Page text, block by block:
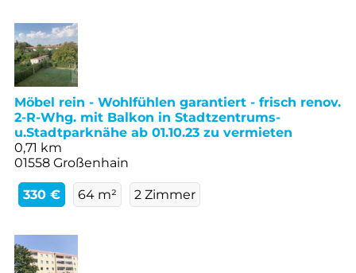
Möbel rein - Wohlfühlen garantiert - frisch renov.
2-R-Whg. mit Balkon in Stadtzentrums-
u.Stadtparknähe ab 01.10.23 zu vermieten
0,71 km
01558 Großenhain
330 € 64 m² 2 Zimmer